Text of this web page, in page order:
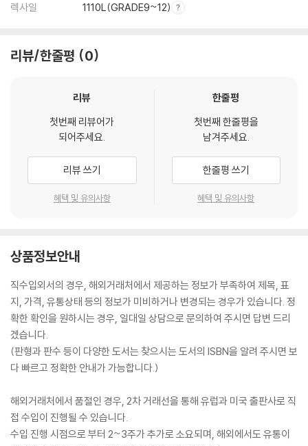
렉사일
1110L(GRADE9~12)
리뷰/한줄평 0
리뷰
첫번째 리뷰어가
되어주세요.
리뷰 쓰기
혜택 및 유의사항
한줄평
첫번째 한줄평을
남겨주세요.
한줄평 쓰기
혜택 및 유의사항
상품정보안내
직수입외서의 경우, 해외거래처에서 제공하는 정보가 부족하여 제목, 표
지, 가격, 유통상태 등의 정보가 미비하거나 변경되는 경우가 있습니다. 정
확한 확인을 원하시는 경우, 일대일 상담으로 문의하여 주시면 답변 드리
겠습니다.
(판형과 판수 등이 다양한 도서는 찾으시는 도서의 ISBN을 알려 주시면 보
다 빠르고 정확한 안내가 가능합니다.)
해외거래처에서 품절인 경우, 2차 거래선을 통해 유럽과 미국 출판사로 직
접 수입이 진행될 수 있습니다.
수입 진행 시점으로 부터 2~3주가 추가로 소요되며, 해외에서도 유통이